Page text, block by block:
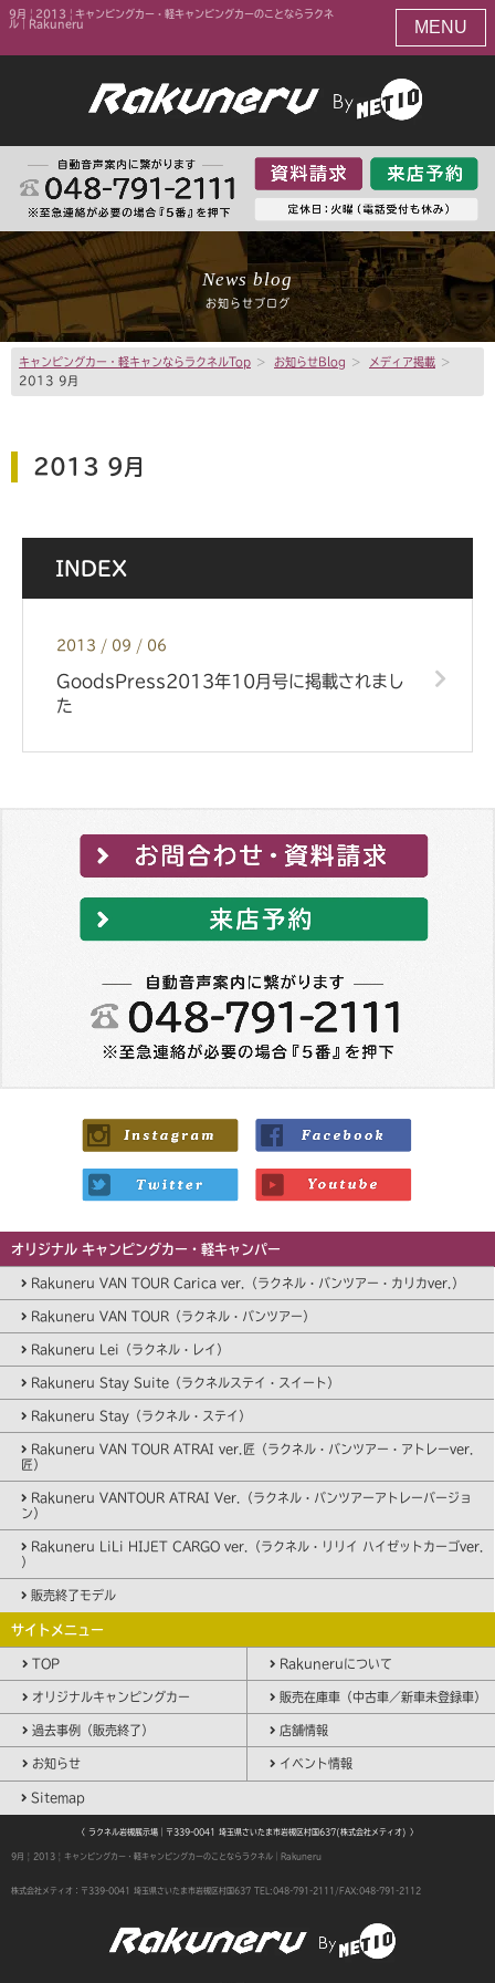
9月 | 2013 | キャンピングカー・軽キャンピングカーのことならラクネ
ル｜Rakuneru
MENU
News blog
お知らせブログ
キャンピングカー・軽キャンならラクネルTop > お知らせBlog > メディア掲載 >
2013 9月
2013 9月
INDEX
2013 / 09 / 06
GoodsPress2013年10月号に掲載されまし
た
オリジナル キャンピングカー・軽キャンパー
Rakuneru VAN TOUR Carica ver.（ラクネル・バンツアー・カリカver.）
Rakuneru VAN TOUR（ラクネル・バンツアー）
Rakuneru Lei（ラクネル・レイ）
Rakuneru Stay Suite（ラクネルステイ・スイート）
Rakuneru Stay（ラクネル・ステイ）
Rakuneru VAN TOUR ATRAI ver.匠（ラクネル・バンツアー・アトレーver.
匠）
Rakuneru VANTOUR ATRAI Ver.（ラクネル・バンツアーアトレーバージョ
ン）
Rakuneru LiLi HIJET CARGO ver.（ラクネル・リリイ ハイゼットカーゴver.
）
販売終了モデル
サイトメニュー
TOP Rakuneruについて
オリジナルキャンピングカー 販売在庫車（中古車／新車未登録車）
過去事例（販売終了） 店舗情報
お知らせ イベント情報
Sitemap
〈 ラクネル岩槻展示場｜〒339-0041 埼玉県さいたま市岩槻区村国637(株式会社メティオ) 〉
9月 | 2013 | キャンピングカー・軽キャンピングカーのことならラクネル｜Rakuneru
株式会社メティオ：〒339-0041 埼玉県さいたま市岩槻区村国637 TEL:048-791-2111/FAX:048-791-2112